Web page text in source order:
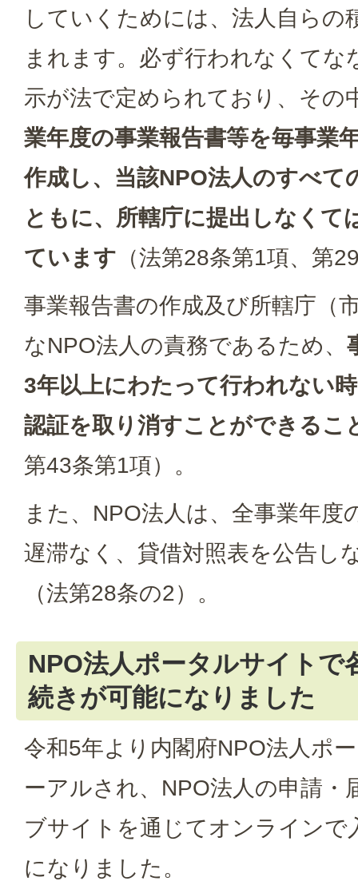
していくためには、法人自らの
まれます。必ず行われなくてな
示が法で定められており、その
業年度の事業報告書等を毎事業
作成し、当該NPO法人のすべて
ともに、所轄庁に提出しなくて
ています （法第28条第1項、第
事業報告書の作成及び所轄庁（
なNPO法人の責務であるため、
3年以上にわたって行われない
認証を取り消すことができるこ
第43条第1項）。
また、NPO法人は、全事業年度
遅滞なく、貸借対照表を公告し
（法第28条の2）。
NPO法人ポータルサイトで
続きが可能になりました
令和5年より内閣府NPO法人ポ
ーアルされ、NPO法人の申請・
ブサイトを通じてオンラインで
になりました。